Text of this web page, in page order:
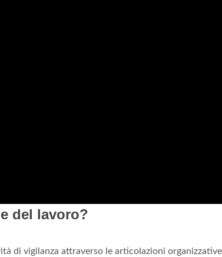
del lavoro?
di vigilanza attraverso le articolazioni organizzative